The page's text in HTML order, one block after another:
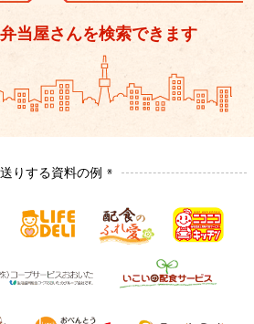
当屋さんを検索できます
りする資料の例 ※